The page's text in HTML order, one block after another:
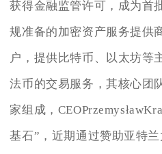
获得金融监管许可，成为首
规准备的加密资产服务提供
户，提供比特币、以太坊等
法币的交易服务，其核心团
家组成，
基石”，近期通过赞助亚特